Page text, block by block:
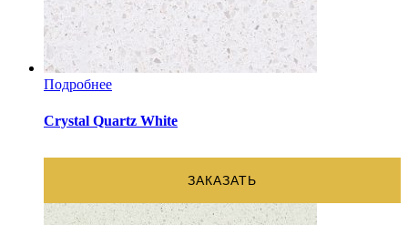
Подробнее
Crystal Quartz White
ЗАКАЗАТЬ